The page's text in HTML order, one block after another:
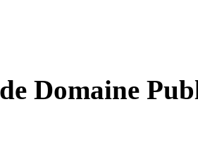
Domaine